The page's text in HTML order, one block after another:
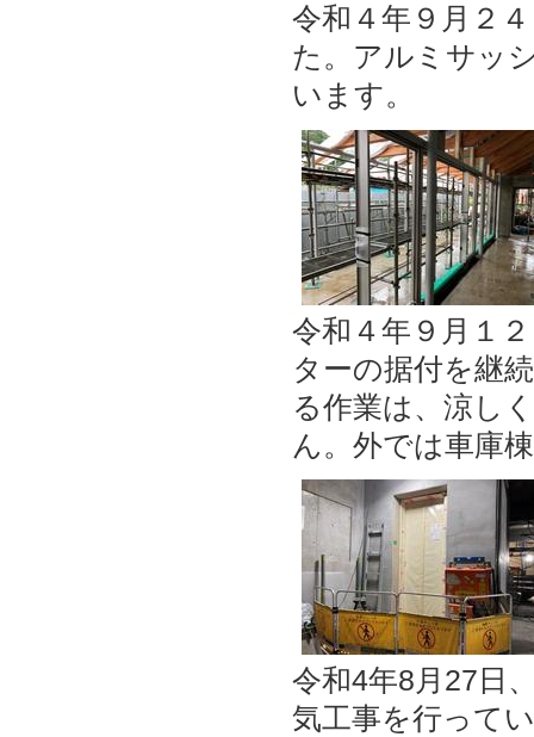
令和４年９月２
た。アルミサッ
います。
令和４年９月１
ターの据付を継
る作業は、涼し
ん。外では車庫
令和4年8月27日
気工事を行って